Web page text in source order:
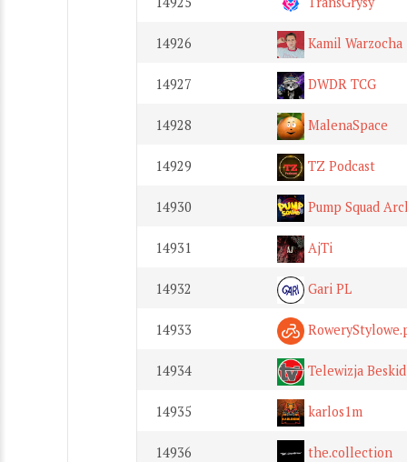
14926 Kamil Warzocha
14927 DWDR TCG
14928 MalenaSpace
14929 TZ Podcast
14930 Pump Squad
14931 AjTi
14932 Gari PL
14933
14934 Telewizja Beskid
14935 karlos1m
14936 the.collection